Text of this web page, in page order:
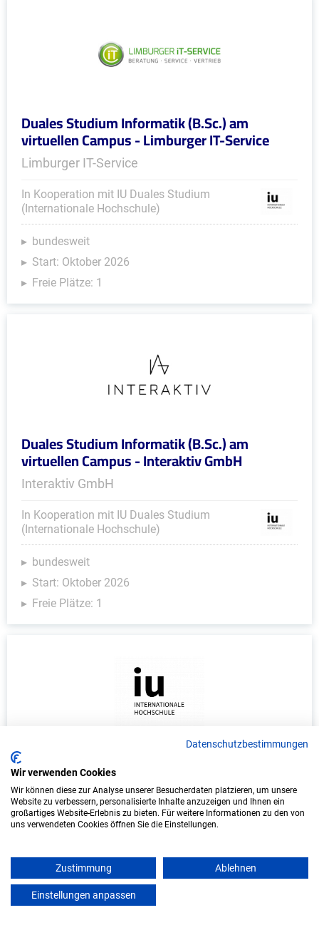
Duales Studium Informatik (B.Sc.) am
virtuellen Campus - Limburger IT-Service
Limburger IT-Service
In Kooperation mit IU Duales Studium
(Internationale Hochschule)
bundesweit
Start: Oktober 2026
Freie Plätze: 1
Duales Studium Informatik (B.Sc.) am
virtuellen Campus - Interaktiv GmbH
Interaktiv GmbH
In Kooperation mit IU Duales Studium
(Internationale Hochschule)
bundesweit
Start: Oktober 2026
Freie Plätze: 1
Duales Studium Wirtschaftsinformatik
(B.Sc.) am virtuellen Campus - KIX Service
Software GmbH
KIX Service Software GmbH
Hochschule)
bundesweit
Datenschutzbestimmungen
Wir verwenden Cookies
Wir können diese zur Analyse unserer Besucherdaten platzieren, um unsere
Website zu verbessern, personalisierte Inhalte anzuzeigen und Ihnen ein
großartiges Website-Erlebnis zu bieten. Für weitere Informationen zu den von
uns verwendeten Cookies öffnen Sie die Einstellungen.
Zustimmung Ablehnen
Einstellungen anpassen